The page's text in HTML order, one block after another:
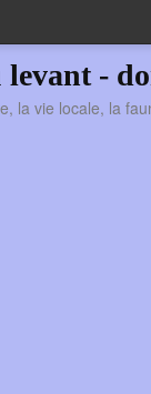
levant -
la vie locale, la